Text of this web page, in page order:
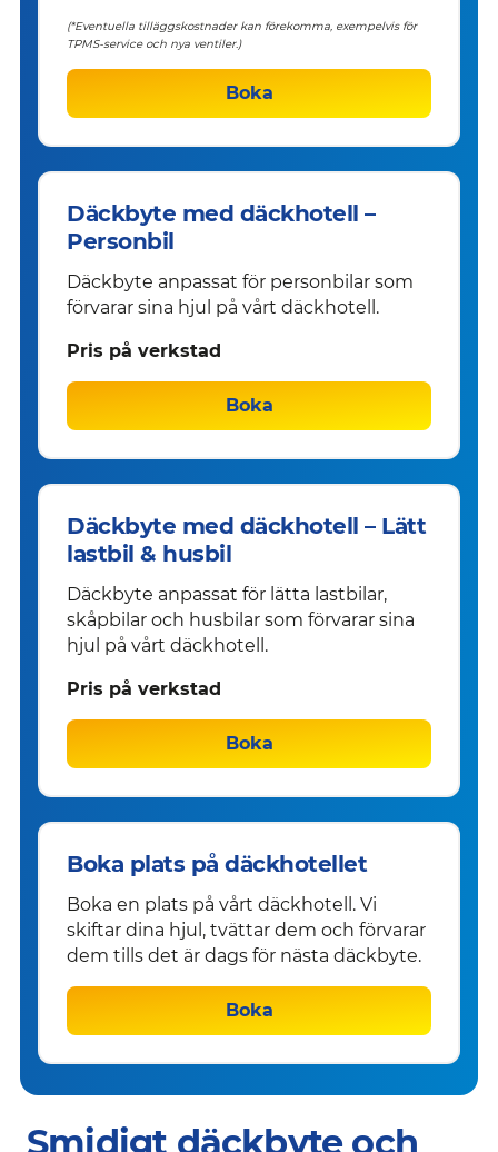
(*Eventuella tilläggskostnader kan förekomma, exempelvis för
TPMS-service och nya ventiler.)
Boka
Däckbyte med däckhotell –
Personbil
Däckbyte anpassat för personbilar som
förvarar sina hjul på vårt däckhotell.
Pris på verkstad
Boka
Däckbyte med däckhotell – Lätt
lastbil & husbil
Däckbyte anpassat för lätta lastbilar,
skåpbilar och husbilar som förvarar sina
hjul på vårt däckhotell.
Pris på verkstad
Boka
Boka plats på däckhotellet
Boka en plats på vårt däckhotell. Vi
skiftar dina hjul, tvättar dem och förvarar
dem tills det är dags för nästa däckbyte.
Boka
Smidigt däckbyte och